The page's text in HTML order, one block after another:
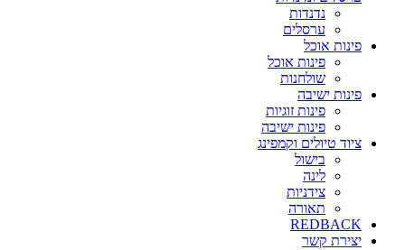
נדנדות
ערסלים
פינות אוכל
פינות אוכל
שולחנות
פינות ישיבה
פינות זוגיות
פינות ישיבה
ציוד טיולים וקמפינג
בישול
לינה
צידניות
תאורה
REDBACK
יצירת קשר